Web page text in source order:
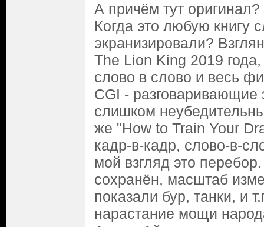
А причём тут оригинал?
Когда это любую книгу
экранизировали?
The Lion King 2019
слово в слово и весь
CGI - разговаривающие
слишком
же "How to Train Your
кадр-в-кадр, слово-в-
мой взгляд это
сохранён, масштаб
показали бур, танки, и
нарастание мощи